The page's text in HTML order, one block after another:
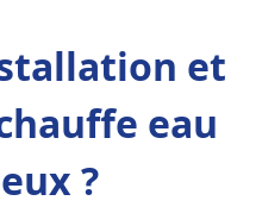
et
eau
?